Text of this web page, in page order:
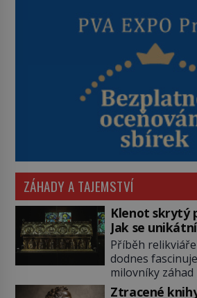
ZÁHADY A TAJEMSTVÍ
Klenot skrytý
Jak se
poklad dostal
Bečova?
Příběh
dodnes
milovníky záhad
Tato románská
Ztracené